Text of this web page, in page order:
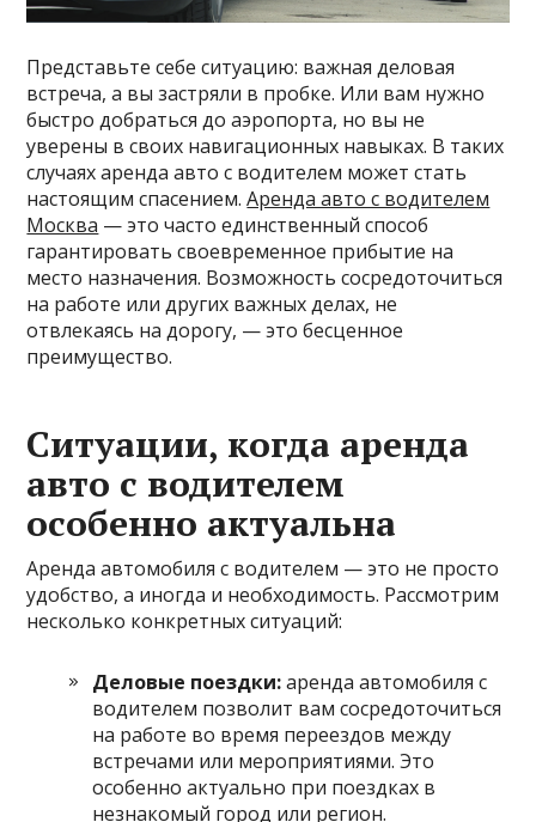
Представьте себе ситуацию: важная деловая
встреча, а вы застряли в пробке. Или вам нужно
быстро добраться до аэропорта, но вы не
уверены в своих навигационных навыках. В таких
случаях аренда авто с водителем может стать
настоящим спасением.Аренда авто с водителем
Москва — это часто единственный способ
гарантировать своевременное прибытие на
место назначения. Возможность сосредоточиться
на работе или других важных делах, не
отвлекаясь на дорогу, — это бесценное
преимущество.
Ситуации, когда аренда
авто с водителем
особенно актуальна
Аренда автомобиля с водителем — это не просто
удобство, а иногда и необходимость. Рассмотрим
несколько конкретных ситуаций:
Деловые поездки:аренда автомобиля с
водителем позволит вам сосредоточиться
на работе во время переездов между
встречами или мероприятиями. Это
особенно актуально при поездках в
незнакомый город или регион.